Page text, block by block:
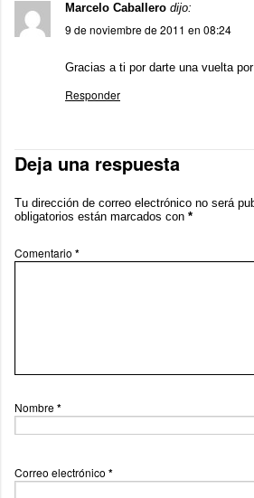
Marcelo Caballero dijo:
9 de noviembre de 2011 en 08:24
Gracias a ti por darte una vuelta
Responder
Deja una respuesta
Tu dirección de correo electrónico no será
obligatorios están marcados con *
Comentario *
Nombre*
Correo electrónico *